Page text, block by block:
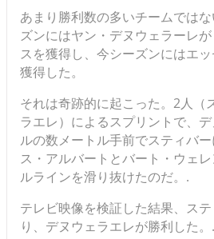
あまり勝利数の多いチームでは
ズンにはヤン・デヌウェラーレ
スを獲得し、今シーズンにはエ
獲得した。
それは奇跡的に起こった。2人（
ラエレ）によるスプリントで、
ルの数メートル手前でスティバ
ス・アルバートとバート・ウェ
ルラインを滑り抜けたのだ。.
テレビ映像を検証した結果、ス
り、デヌウェラエレが勝利した。.